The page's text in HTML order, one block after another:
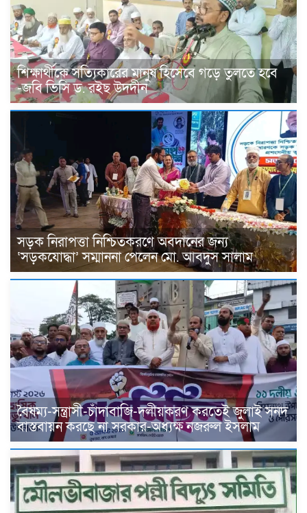
শিক্ষার্থীকে সত্যিকারের মানুষ হিসেবে গড়ে তুলতে হবে
-জবি ভিসি ড. রইছ উদদীন
সড়ক নিরাপত্তা নিশ্চিতকরণে অবদানের জন্য
‘সড়কযোদ্ধা’ সম্মাননা পেলেন মো. আবদুস সালাম
বৈষম্য-সন্ত্রাসী-চাঁদাবাজি-দলীয়করণ করতেই জুলাই সনদ
বাস্তবায়ন করছে না সরকার-অধ্যক্ষ নজরুল ইসলাম